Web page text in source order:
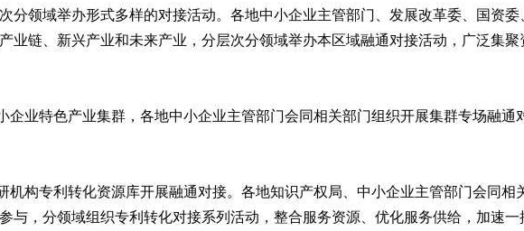
次分领域举办形式多样的对接活动。各地中小企业主管部门、发展改革委、国资
业链、新兴产业和未来产业，分层次分领域举办本区域融通对接活动，广泛集
企业特色产业集群，各地中小企业主管部门会同相关部门组织开展集群专场融
机构专利转化资源库开展融通对接。各地知识产权局、中小企业主管部门会同
与，分领域组织专利转化对接系列活动，整合服务资源、优化服务供给，加速